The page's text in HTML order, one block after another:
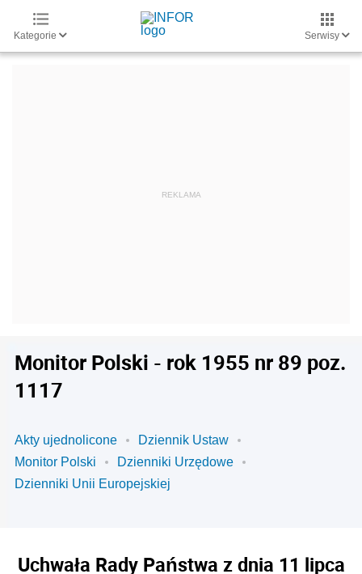
Kategorie Serwisy
Monitor Polski - rok 1955 nr 89 poz.
1117
Akty ujednolicone
Dziennik Ustaw
Monitor Polski
Dzienniki Urzędowe
Dzienniki Unii Europejskiej
Uchwała Rady Państwa z dnia 11 lipca